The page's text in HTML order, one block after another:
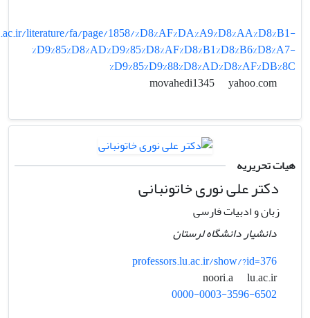
literature/fa/page/1858/%D8%AF%DA%A9%D8%AA%D8%B1-
%D9%85%D8%AD%D9%85%D8%AF%D8%B1%D8%B6%D8%A7-
%D9%85%D9%88%D8%AD%D8%AF%DB%8C
yahoo.com
هیات تحریریه
دکتر علی نوری خاتونبانی
زبان و ادبیات فارسی
دانشیار دانشگاه لرستان
professors.lu.ac.ir/show/?id=376
noori.a
lu.ac.ir
0000-0003-3596-6502